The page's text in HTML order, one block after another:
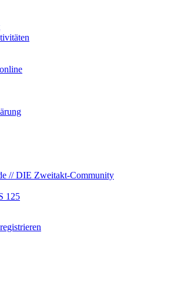
// DIE Zweitakt-Community
125